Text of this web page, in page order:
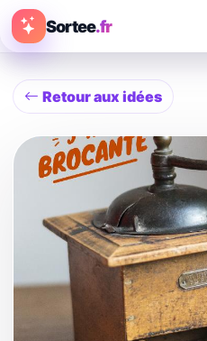
Sortee.fr
Retour aux idées